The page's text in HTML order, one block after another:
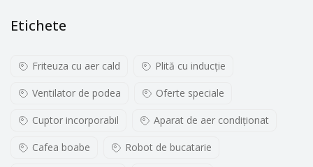
Etichete
Friteuza cu aer cald Plită cu inducţie
Ventilator de podea Oferte speciale
Cuptor incorporabil Aparat de aer condiționat
Cafea boabe Robot de bucatarie